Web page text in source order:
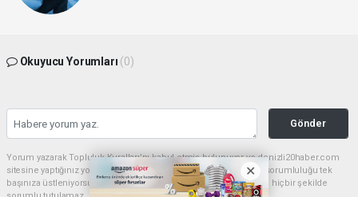
Okuyucu Yorumları (0)
Gönder
Yorum yazarak Topluluk Kuralları’nı kabul etmiş bulunuyor ve denizli20haber.com
sitesine yaptığınız yorumunuzla ilgili doğrudan veya dolaylı tüm sorumluluğu tek
başınıza üstleniyorsunuz. Yazılan tüm yorumlardan site yönetimi hiçbir şekilde